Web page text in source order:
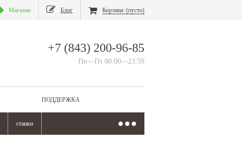
Магазин Блог Корзина: (пусто)
+7 (843) 200-96-85
Пн—Пт 00:00—23:59
ПОДДЕРЖКА
станки